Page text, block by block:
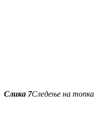
Слика 7Следење на топка